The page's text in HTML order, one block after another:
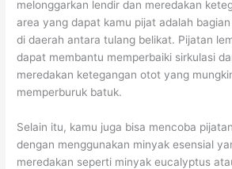
melonggarkan lendir dan meredakan
area yang dapat kamu pijat adalah
di daerah antara tulang belikat. Pijatan
dapat membantu memperbaiki sirkulasi
meredakan ketegangan otot yang
memperburuk batuk.
Selain itu, kamu juga bisa mencoba
dengan menggunakan minyak esensial
meredakan seperti minyak eucalyptus